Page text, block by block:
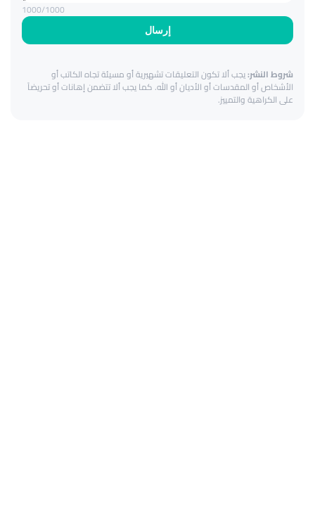
إرسال
1000/1000
شروط النشر:يجب ألا تكون التعليقات تشهيرية أو مسيئة تجاه الكاتب أو
الأشخاص أو المقدسات أو الأديان أو الله. كما يجب ألا تتضمن إهانات أو تحريضاً
على الكراهية والتمييز.